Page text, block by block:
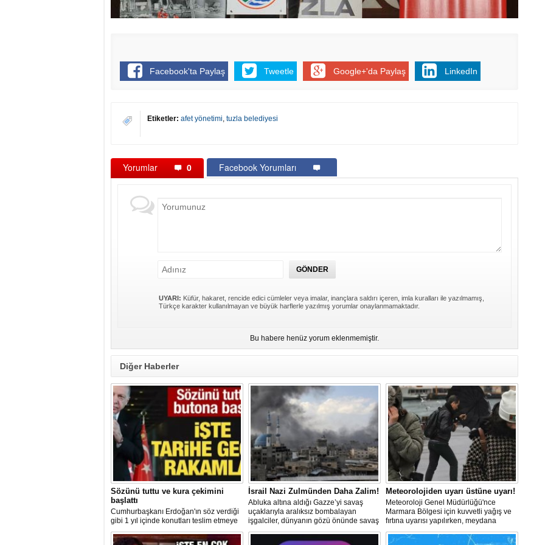
Facebook'ta Paylaş Tweetle Google+'da Paylaş LinkedIn
Etiketler: afet yönetimi, tuzla belediyesi
Yorumlar 0 Facebook Yorumları
UYARI: Küfür, hakaret, rencide edici cümleler veya imalar, inançlara saldırı içeren, imla kuralları ile yazılmamış,
Türkçe karakter kullanılmayan ve büyük harflerle yazılmış yorumlar onaylanmamaktadır.
Bu habere henüz yorum eklenmemiştir.
Diğer Haberler
Sözünü tuttu ve kura çekimini
başlattı
Cumhurbaşkanı Erdoğan'ın söz verdiği
gibi 1 yıl içinde konutları teslim etmeye
başlayan AK Parti hükümeti, 2 ayda 76
bin konut teslim etti. Yılsonuna kadar
İsrail Nazi Zulmünden Daha Zalim!
Abluka altına aldığı Gazze’yi savaş
uçaklarıyla aralıksız bombalayan
işgalciler, dünyanın gözü önünde savaş
suçu işlerken, Nazileri aratmayan
görüntüler sergiliyorlar.
Meteorolojiden uyarı üstüne uyarı!
Meteoroloji Genel Müdürlüğü'nce
Marmara Bölgesi için kuvvetli yağış ve
fırtına uyarısı yapılırken, meydana
gelebilecek olumsuzluklara karşı
dikkatli olunması istendi.